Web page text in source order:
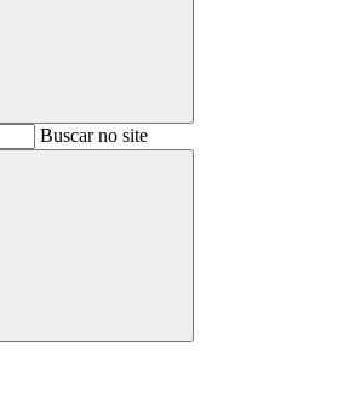
BuscarBuscar no site
Buscar